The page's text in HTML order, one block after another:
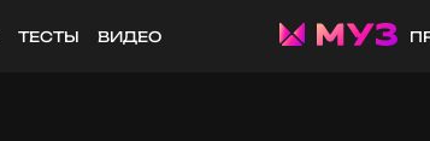
ТЕСТЫ ВИДЕО